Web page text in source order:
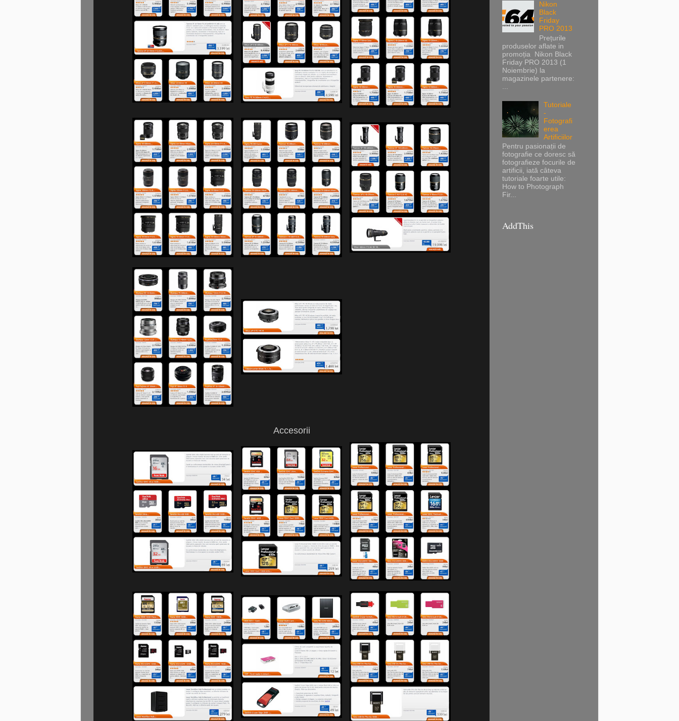
Accesorii
Nikon
Black
Friday
PRO 2013
Prețurile
produselor aflate in
promoția Nikon Black
Friday PRO 2013 (1
Noiembrie) la
magazinele partenere:
Tutoriale
-
Fotografi
erea
Artificiilor
Pentru pasionații de
fotografie ce doresc să
fotografieze focurile de
artificii, iată câteva
tutoriale foarte utile:
How to Photograph
Fir...
AddThis